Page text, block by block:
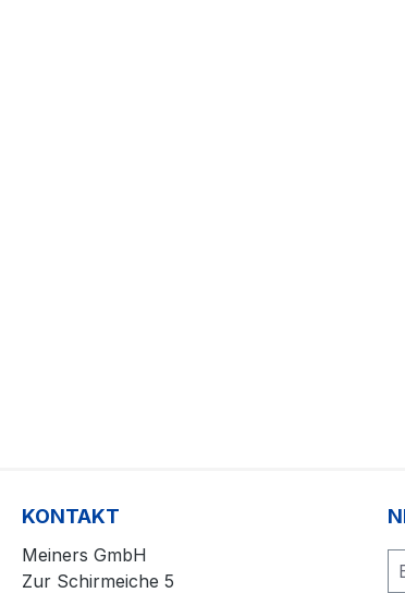
KONTAKT
Meiners GmbH
Zur Schirmeiche 5